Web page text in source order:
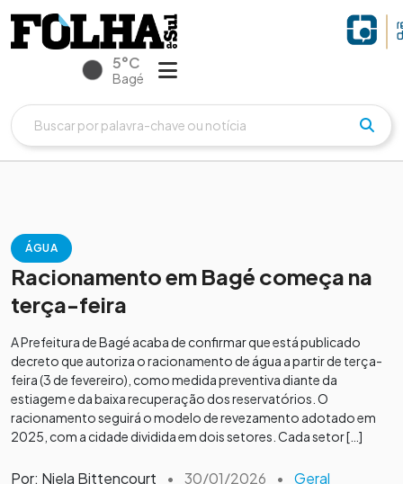
5°C
Bagé
ÁGUA
Racionamento em Bagé começa na
terça-feira
A Prefeitura de Bagé acaba de confirmar que está publicado
decreto que autoriza o racionamento de água a partir de terça-
feira (3 de fevereiro), como medida preventiva diante da
estiagem e da baixa recuperação dos reservatórios. O
racionamento seguirá o modelo de revezamento adotado em
2025, com a cidade dividida em dois setores. Cada setor […]
Por: Niela Bittencourt • 30/01/2026 • Geral